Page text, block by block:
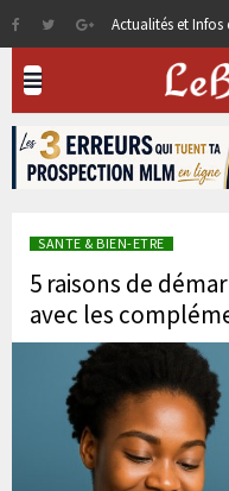
Actualités et
SANTE & BIEN-ETRE
5 raisons de
avec les